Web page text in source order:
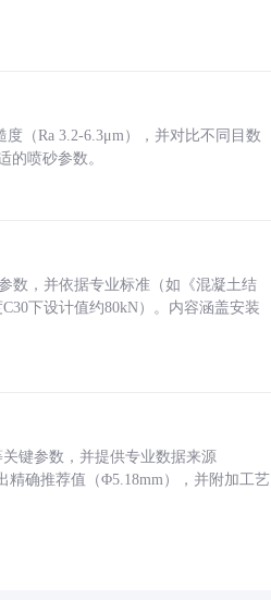
（Ra 3.2-6.3μm），并对比不同目数
的喷砂参数。
数，并依据专业标准（如《混凝土结
下设计值约80kN）。内容涵盖安装
键参数，并提供专业数据来源
精确推荐值（Φ5.18mm），并附加工艺